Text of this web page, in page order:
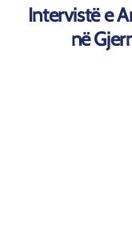
Intervistë e
në